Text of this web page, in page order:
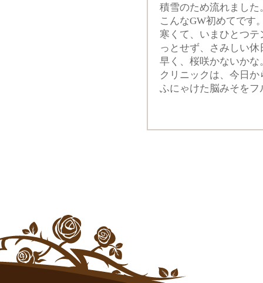
積雪のため流れました
こんなGW初めてです
寒くて、いまひとつ
っとせず、さみしい
早く、桜咲かないかな
クリニックは、今日
ふにゃけた脳みそを